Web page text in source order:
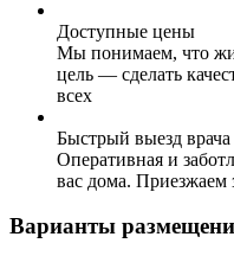
Доступные цены
Мы понимаем, что
цель — сделать
всех
Быстрый выезд
Оперативная и
вас дома. Приезжаем
Варианты